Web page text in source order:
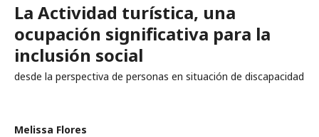
La Actividad turística, una
ocupación significativa para la
inclusión social
desde la perspectiva de personas en situación de discapacidad
Melissa Flores